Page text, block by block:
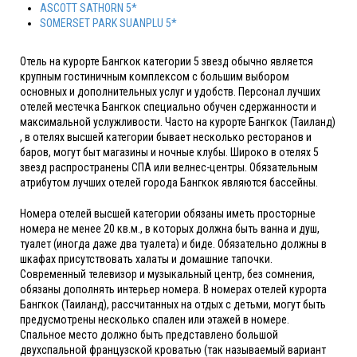
ASCOTT SATHORN 5*
SOMERSET PARK SUANPLU 5*
Отель на курорте Бангкок категории 5 звезд обычно является
крупным гостиничным комплексом с большим выбором
основных и дополнительных услуг и удобств. Персонал лучших
отелей местечка Бангкок специально обучен сдержанности и
максимальной услужливости. Часто на курорте Бангкок (Таиланд)
, в отелях высшей категории бывает несколько ресторанов и
баров, могут быт магазины и ночные клубы. Широко в отелях 5
звезд распространены СПА или велнес-центры. Обязательным
атрибутом лучших отелей города Бангкок являются бассейны.
Номера отелей высшей категории обязаны иметь просторные
номера не менее 20 кв.м., в которых должна быть ванна и душ,
туалет (иногда даже два туалета) и биде. Обязательно должны в
шкафах присутствовать халаты и домашние тапочки.
Современный телевизор и музыкальный центр, без сомнения,
обязаны дополнять интерьер номера. В номерах отелей курорта
Бангкок (Таиланд), рассчитанных на отдых с детьми, могут быть
предусмотрены несколько спален или этажей в номере.
Спальное место должно быть представлено большой
двухспальной французской кроватью (так называемый вариант